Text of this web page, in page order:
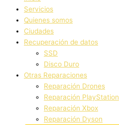
Servicios
Quienes somos
Ciudades
Recuperación de datos
SSD
Disco Duro
Otras Reparaciones
Reparación Drones
Reparación PlayStation
Reparación Xbox
Reparación Dyson